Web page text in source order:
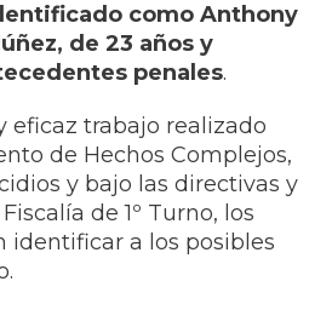
como Anthony
de 23 años y
penales.
eficaz trabajo realizado
de Hechos Complejos,
y bajo las directivas y
de 1º Turno, los
identificar a los posibles